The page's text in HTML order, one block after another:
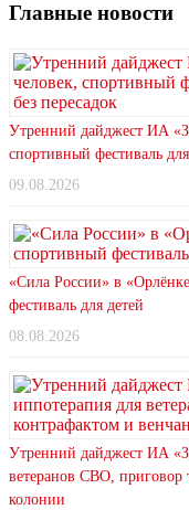
Главные новости
Утренний дайджест ИА
спортивный фестиваль
09.08.2026
«Сила России» в
фестиваль для детей
08.08.2026
Утренний дайджест ИА
ветеранов СВО, приговор
колонии